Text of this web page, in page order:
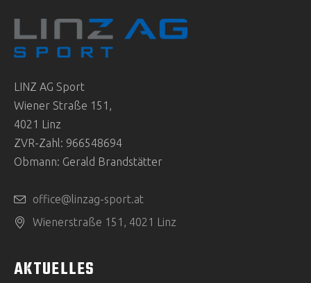
LINZ AG Sport
Wiener Straße 151,
4021 Linz
ZVR-Zahl: 966548694
Obmann: Gerald Brandstätter
office@linzag-sport.at
Wienerstraße 151, 4021 Linz
AKTUELLES